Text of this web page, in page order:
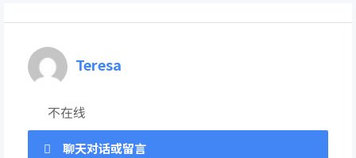
Teresa
不在线
聊天对话或留言